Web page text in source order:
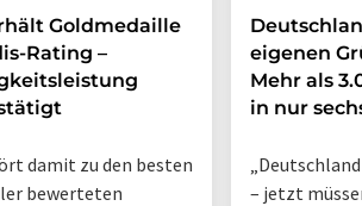
Goldmedaille
Rating –
damit zu den besten
bewerteten
eigenen
Mehr als
in nur
– jetzt